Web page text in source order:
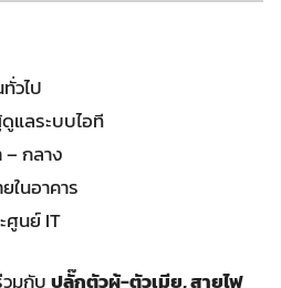
วไป
แลระบบไอที
– กลาง
ในอาคาร
ศูนย์ IT
มกับปลั๊กตัวผู้-ตัวเมีย, สายไฟ